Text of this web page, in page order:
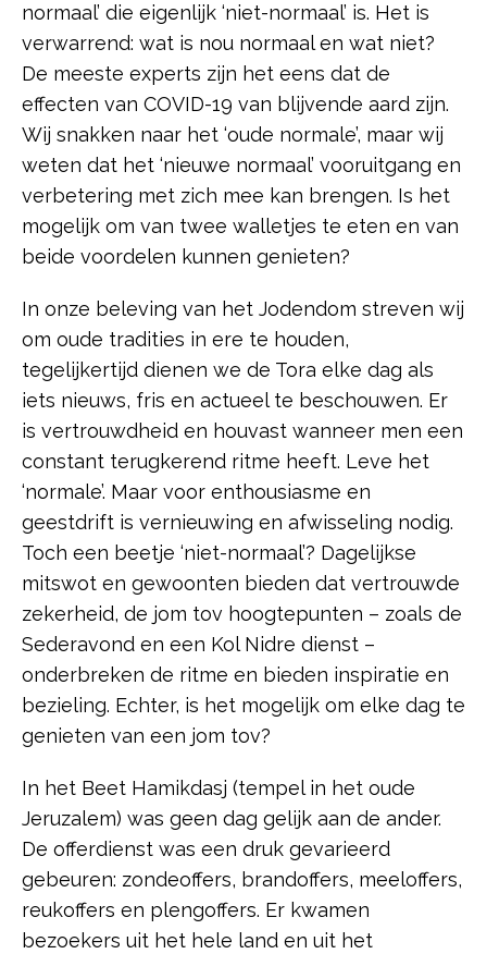
normaal’ die eigenlijk ‘niet-normaal’ is. Het is
verwarrend: wat is nou normaal en wat niet?
De meeste experts zijn het eens dat de
effecten van COVID-19 van blijvende aard zijn.
Wij snakken naar het ‘oude normale’, maar wij
weten dat het ‘nieuwe normaal’ vooruitgang en
verbetering met zich mee kan brengen. Is het
mogelijk om van twee walletjes te eten en van
beide voordelen kunnen genieten?
In onze beleving van het Jodendom streven wij
om oude tradities in ere te houden,
tegelijkertijd dienen we de Tora elke dag als
iets nieuws, fris en actueel te beschouwen. Er
is vertrouwdheid en houvast wanneer men een
constant terugkerend ritme heeft. Leve het
‘normale’. Maar voor enthousiasme en
geestdrift is vernieuwing en afwisseling nodig.
Toch een beetje ‘niet-normaal’? Dagelijkse
mitswot en gewoonten bieden dat vertrouwde
zekerheid, de jom tov hoogtepunten – zoals de
Sederavond en een Kol Nidre dienst –
onderbreken de ritme en bieden inspiratie en
bezieling. Echter, is het mogelijk om elke dag te
genieten van een jom tov?
In het Beet Hamikdasj (tempel in het oude
Jeruzalem) was geen dag gelijk aan de ander.
De offerdienst was een druk gevarieerd
gebeuren: zondeoffers, brandoffers, meeloffers,
reukoffers en plengoffers. Er kwamen
bezoekers uit het hele land en uit het